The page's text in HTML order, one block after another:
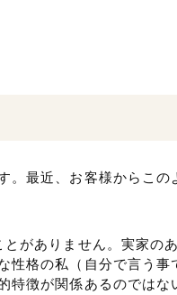
。最近、お客様からこの
がありません。実家の
性格の私（自分で言う事
特徴が関係あるのではな